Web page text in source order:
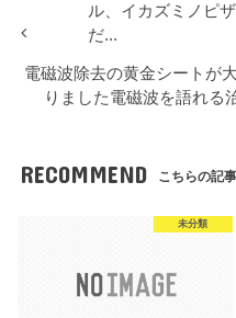
ル、イカズミノピ
だ...
電磁波除去の黄金シートが
りました電磁波を語れる
RECOMMEND こちらの記
未分類